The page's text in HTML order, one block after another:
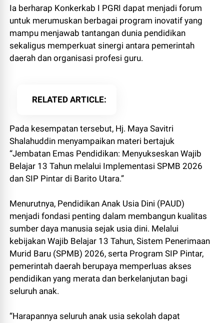
Ia berharap Konkerkab I PGRI dapat menjadi forum
untuk merumuskan berbagai program inovatif yang
mampu menjawab tantangan dunia pendidikan
sekaligus memperkuat sinergi antara pemerintah
daerah dan organisasi profesi guru.
RELATED ARTICLE
Pada kesempatan tersebut, Hj. Maya Savitri
Shalahuddin menyampaikan materi bertajuk
“Jembatan Emas Pendidikan: Menyukseskan Wajib
Belajar 13 Tahun melalui Implementasi SPMB 2026
dan SIP Pintar di Barito Utara.”
Menurutnya, Pendidikan Anak Usia Dini (PAUD)
menjadi fondasi penting dalam membangun kualitas
sumber daya manusia sejak usia dini. Melalui
kebijakan Wajib Belajar 13 Tahun, Sistem Penerimaan
Murid Baru (SPMB) 2026, serta Program SIP Pintar,
pemerintah daerah berupaya memperluas akses
pendidikan yang merata dan berkelanjutan bagi
seluruh anak.
“Harapannya seluruh anak usia sekolah dapat